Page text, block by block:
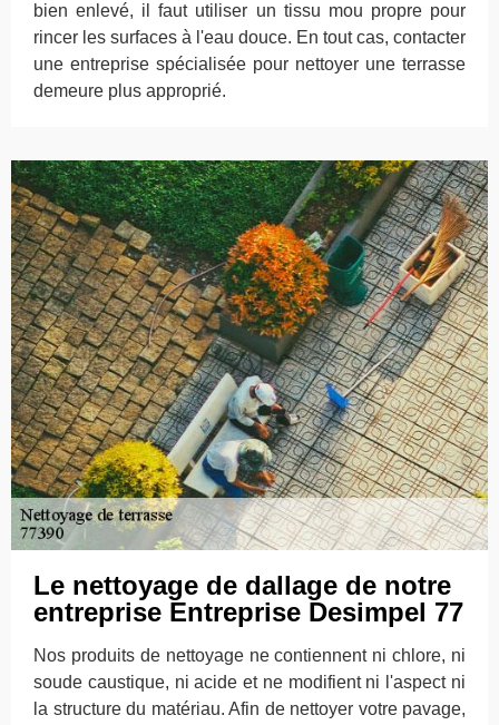
bien enlevé, il faut utiliser un tissu mou propre pour
rincer les surfaces à l'eau douce. En tout cas, contacter
une entreprise spécialisée pour nettoyer une terrasse
demeure plus approprié.
Le nettoyage de dallage de notre
entreprise Entreprise Desimpel 77
Nos produits de nettoyage ne contiennent ni chlore, ni
soude caustique, ni acide et ne modifient ni l'aspect ni
la structure du matériau. Afin de nettoyer votre pavage,